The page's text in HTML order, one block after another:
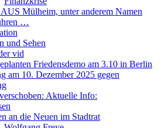
Mülheim, unter anderem Namen
…
und Sehen
vid
Friedensdemo am 3.10 in Berlin
am 10. Dezember 2025 gegen
Aktuelle Info:
an die Neuen im Stadtrat